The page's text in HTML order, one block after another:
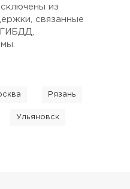
из
связанные
Рязань
Ульяновск